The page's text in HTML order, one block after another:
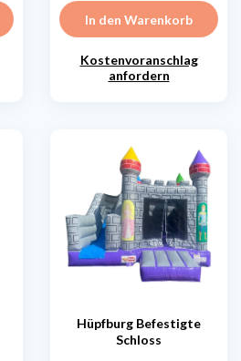
In den Warenkorb
Kostenvoranschlag
anfordern
Hüpfburg Befestigte
Schloss